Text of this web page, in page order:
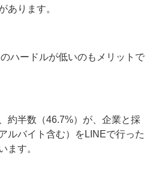
あります。
ハードルが低いのもメリットで
約半数（46.7%）が、企業と採
ルバイト含む）をLINEで行った
ます。